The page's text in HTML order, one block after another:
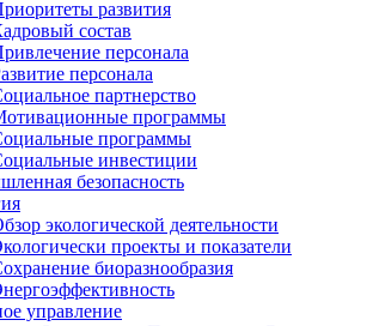
развития
состав
персонала
персонала
партнерство
программы
программы
инвестиции
безопасность
экологической деятельности
проекты и показатели
биоразнообразия
управление